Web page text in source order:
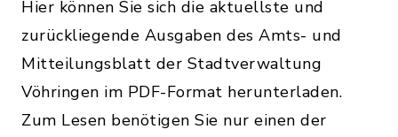
Hier können Sie sich die aktuellste und
zurückliegende Ausgaben des Amts- und
Mitteilungsblatt der Stadtverwaltung
Vöhringen im PDF-Format herunterladen.
Zum Lesen benötigen Sie nur einen der